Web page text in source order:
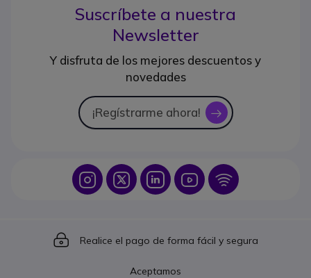
Suscríbete a nuestra
Newsletter
Y disfruta de los mejores descuentos y
novedades
¡Regístrarme ahora! icon
Icon IconIcon Icon Icon
Icon
Realice el pago de forma fácil y segura
Aceptamos